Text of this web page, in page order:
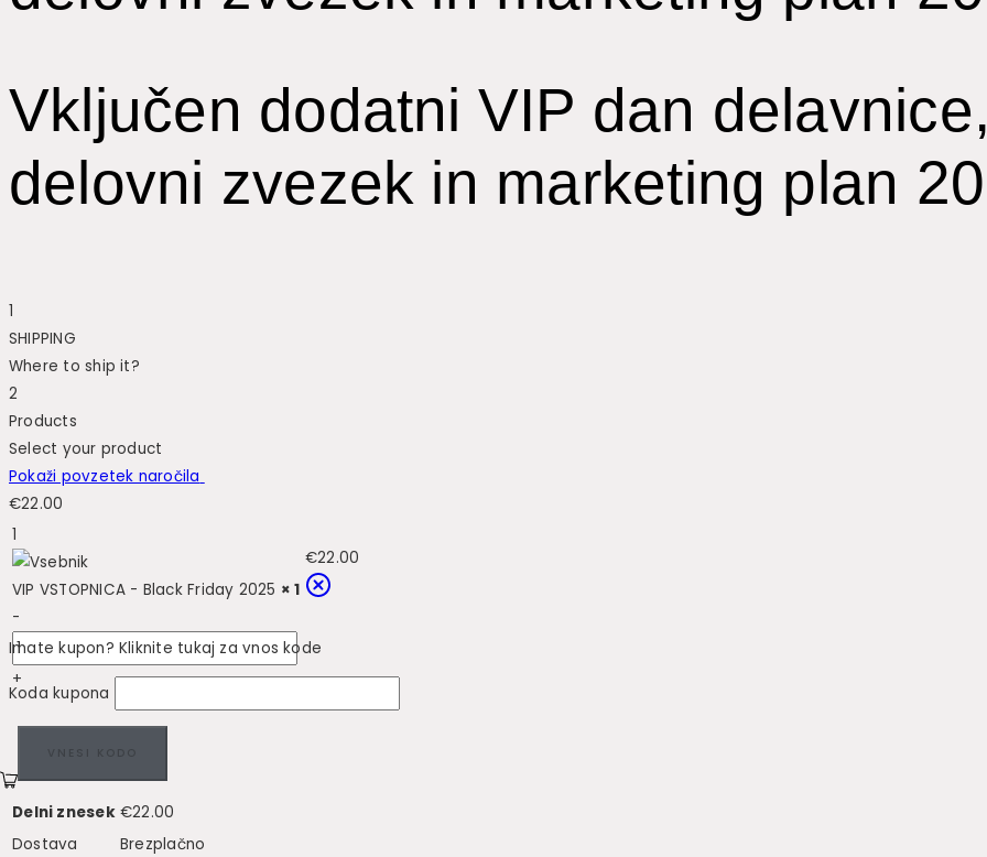
Vključen dodatni VIP dan
delovni zvezek in marketing plan
1
SHIPPING
Where to ship it?
2
Products
Select your product
Pokaži povzetek naročila
€22.00
1
VIP VSTOPNICA - Black Friday 2025 × 1
-
+
€22.00
Imate kupon? Kliknite tukaj za vnos kode
Koda kupona
VNESI KODO
Delni znesek €22.00
Dostava
Brezplačno